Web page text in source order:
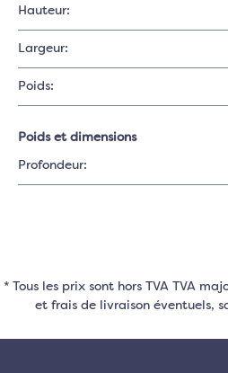
Hauteur:
Largeur:
Poids:
Poids et dimensions
Profondeur:
* Tous les prix sont hors TVA TVA
et frais de livraison éventuels,